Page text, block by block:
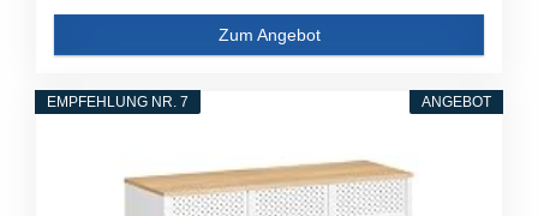
Zum Angebot
ANGEBOT
EMPFEHLUNG NR. 7